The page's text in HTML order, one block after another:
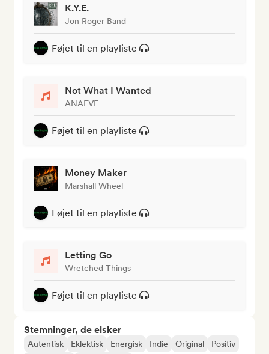
K.Y.E.
Jon Roger Band
Føjet til en playliste
Not What I Wanted
ANAEVE
Føjet til en playliste
Money Maker
Marshall Wheel
Føjet til en playliste
Letting Go
Wretched Things
Føjet til en playliste
Stemninger, de elsker
Autentisk Eklektisk Energisk Indie Original Positiv